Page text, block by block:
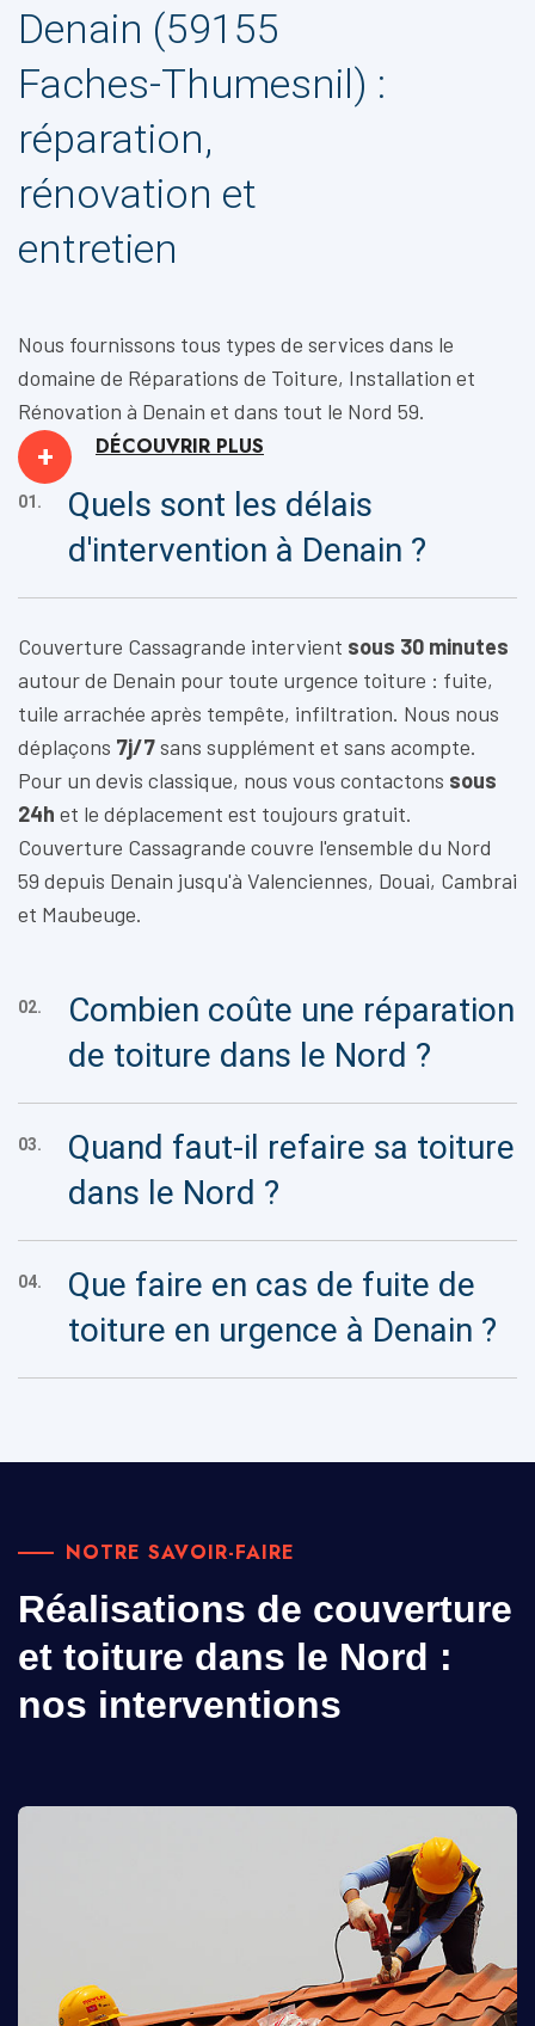
Denain (59155
Faches-Thumesnil) :
réparation,
rénovation et
entretien
Nous fournissons tous types de services dans le
domaine de Réparations de Toiture, Installation et
Rénovation à Denain et dans tout le Nord 59.
+ DÉCOUVRIR PLUS
01.
Quels sont les délais
d'intervention à Denain ?
Couverture Cassagrande intervient sous 30 minutes
autour de Denain pour toute urgence toiture : fuite,
tuile arrachée après tempête, infiltration. Nous nous
déplaçons 7j/7sans supplément et sans acompte.
Pour un devis classique, nous vous contactons sous
24h et le déplacement est toujours gratuit.
Couverture Cassagrande couvre l'ensemble du Nord
59 depuis Denain jusqu'à Valenciennes, Douai, Cambrai
et Maubeuge.
02.
Combien coûte une réparation
de toiture dans le Nord ?
03.
Quand faut-il refaire sa toiture
dans le Nord ?
04.
Que faire en cas de fuite de
toiture en urgence à Denain ?
NOTRE SAVOIR-FAIRE
Réalisations de couverture
et toiture dans le Nord :
nos interventions